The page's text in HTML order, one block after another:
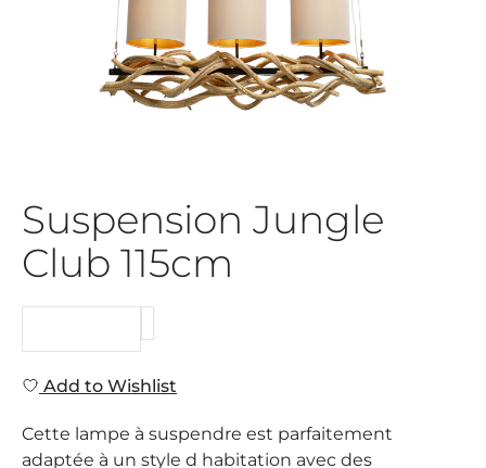
Suspension Jungle
Club 115cm
Add to Wishlist
Cette lampe à suspendre est parfaitement
adaptée à un style d habitation avec des